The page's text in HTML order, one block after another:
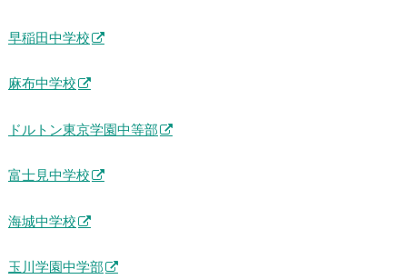
早稲田中学校
麻布中学校
ドルトン東京学園中等部
富士見中学校
海城中学校
玉川学園中学部